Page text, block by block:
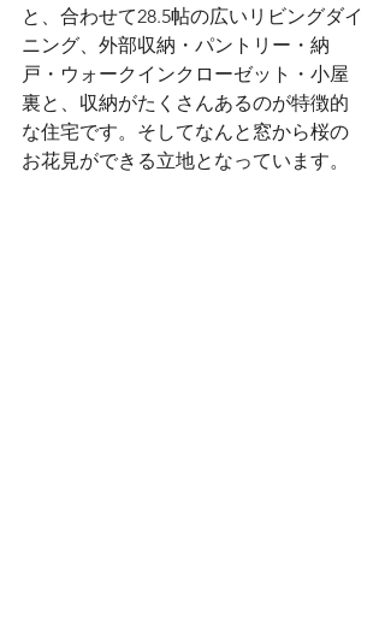
と、合わせて28.5帖の広いリビングダイ
ニング、外部収納・パントリー・納
戸・ウォークインクローゼット・小屋
裏と、収納がたくさんあるのが特徴的
な住宅です。そしてなんと窓から桜の
お花見ができる立地となっています。